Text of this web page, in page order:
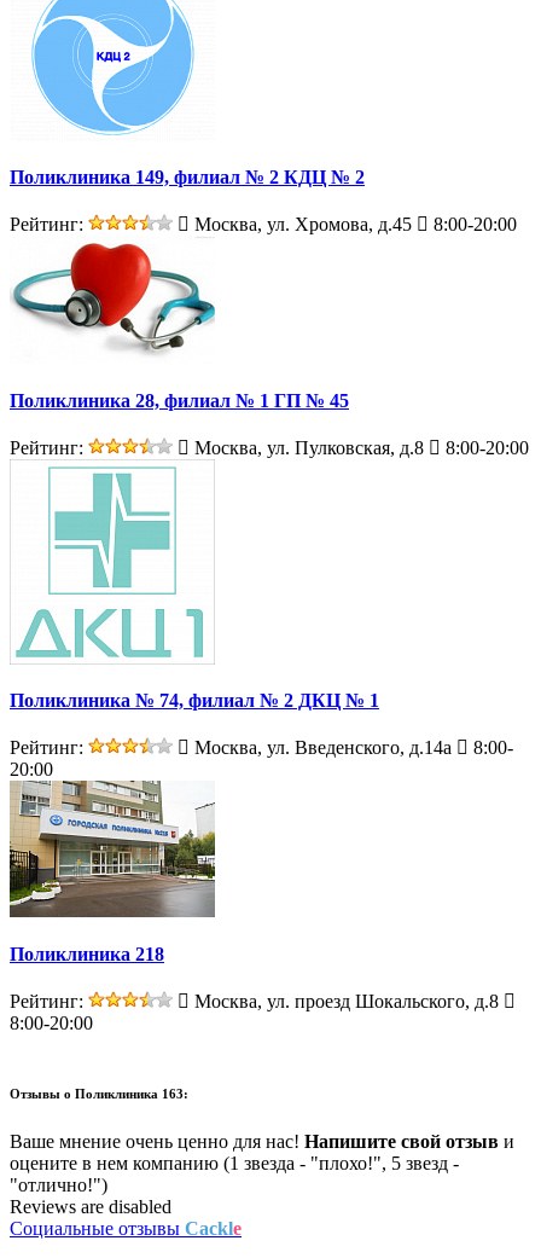
Поликлиника 149, филиал № 2 КДЦ № 2
Рейтинг: Москва, ул. Хромова, д.45 8:00-20:00
Поликлиника 28, филиал № 1 ГП № 45
Рейтинг: Москва, ул. Пулковская, д.8 8:00-20:00
Поликлиника № 74, филиал № 2 ДКЦ № 1
Рейтинг: Москва, ул. Введенского, д.14а
8:00-
20:00
Поликлиника 218
Рейтинг:
Москва, ул. проезд Шокальского, д.8
8:00-20:00
Отзывы о Поликлиника 163:
Ваше мнение очень ценно для нас! Напишите свой отзыв и
оцените в нем компанию (1 звезда - "плохо!", 5 звезд -
"отлично!")
Reviews are disabled
Социальные отзывы Cackle